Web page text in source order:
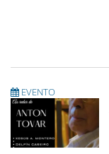
EVENTO